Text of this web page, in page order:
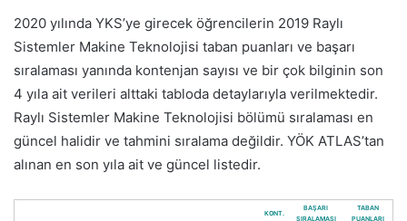
2020 yılında YKS’ye girecek öğrencilerin 2019 Raylı
Sistemler Makine Teknolojisi taban puanları ve başarı
sıralaması yanında kontenjan sayısı ve bir çok bilginin son
4 yıla ait verileri alttaki tabloda detaylarıyla verilmektedir.
Raylı Sistemler Makine Teknolojisi bölümü sıralaması en
güncel halidir ve tahmini sıralama değildir. YÖK ATLAS’tan
alınan en son yıla ait ve güncel listedir.
KONT.
BAŞARI
SIRALAMASI
TABAN
PUANLARI